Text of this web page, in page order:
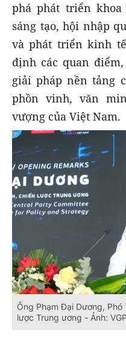
phá phát triển
sáng tạo, hội nhập
và phát triển kinh
định các quan
giải pháp nền tảng
phồn vinh, văn
vượng của Việt Nam.
Ông Phạm Đại Dương, Phó
lược Trung ương - Ảnh: